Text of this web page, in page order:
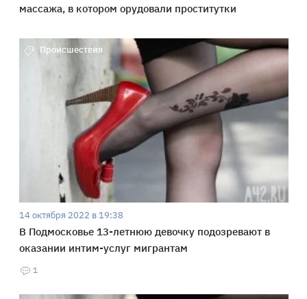
массажа, в котором орудовали проститутки
Происшествия
14 октября 2022 в 19:38
В Подмосковье 13-летнюю девочку подозревают в
оказании интим-услуг мигрантам
1